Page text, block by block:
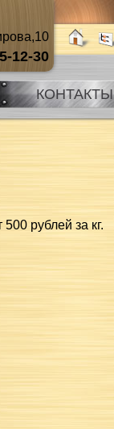
12-30
КОНТАКТЫ
рублей за кг.